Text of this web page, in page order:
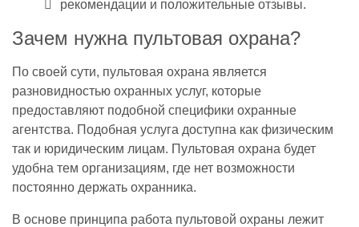
рекомендации и положительные отзывы.
Зачем нужна пультовая охрана?
По своей сути, пультовая охрана является
разновидностью охранных услуг, которые
предоставляют подобной специфики охранные
агентства. Подобная услуга доступна как физическим
так и юридическим лицам. Пультовая охрана будет
удобна тем организациям, где нет возможности
постоянно держать охранника.
В основе принципа работа пультовой охраны лежит